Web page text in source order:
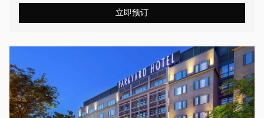
立即预订